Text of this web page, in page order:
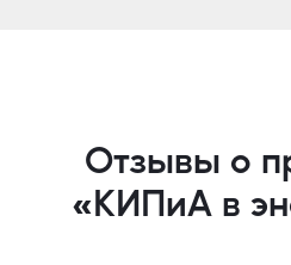
Отзывы о
«КИПиА в